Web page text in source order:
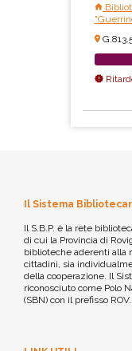
Il Sistema
Il S.B.P. è la rete
di cui la Provincia di
biblioteche aderenti alla
cittadini, sia
della cooperazione. Il
riconosciuto come Polo
(SBN) con il prefisso ROV.